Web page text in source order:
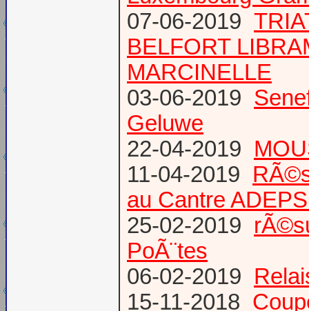
07-06-2019
BELFORT
MARCINELLE
03-06-2019
Geluwe
22-04-2019
11-04-2019
au Cantre
25-02-2019
PoÃ¨tes
06-02-2019
15-11-2018